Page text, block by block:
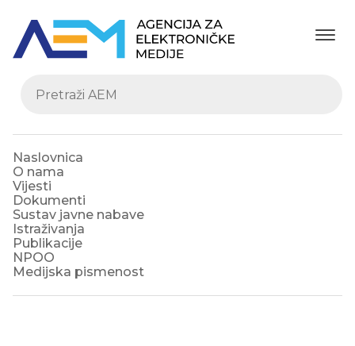
Naslovnica
O nama
Vijesti
Dokumenti
Sustav javne nabave
Istraživanja
Publikacije
NPOO
Medijska pismenost